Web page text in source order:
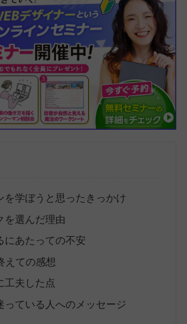
を学ぼうと思ったきっかけ
を選んだ理由
にあたっての不安
えての感想
工夫した点
っている人へのメッセージ